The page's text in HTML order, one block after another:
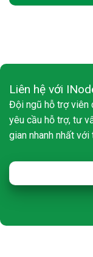
Liên hệ với
Đội ngũ hỗ trợ viên
yêu cầu hỗ trợ, tư
gian nhanh nhất